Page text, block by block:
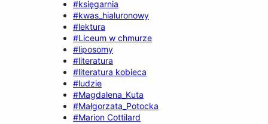
#księgarnia
#kwas_hialuronowy
#lektura
#Liceum w chmurze
#liposomy
#literatura
#literatura kobieca
#ludzie
#Magdalena_Kuta
#Małgorzata_Potocka
#Marion Cottilard